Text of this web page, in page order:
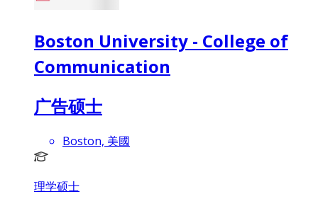
Boston University - College of
Communication
广告硕士
Boston, 美國
理学硕士